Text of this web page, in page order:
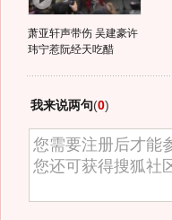
萧亚轩声带伤 吴建豪许
玮宁惹阮经天吃醋
我来说两句(0)